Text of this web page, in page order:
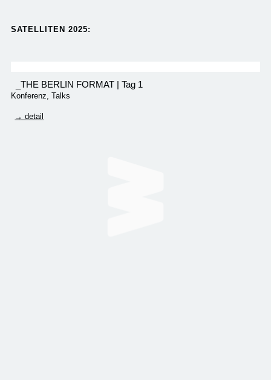
SATELLITEN 2025:​
_THE BERLIN FORMAT | Tag 1
Konferenz Talks
→ detail